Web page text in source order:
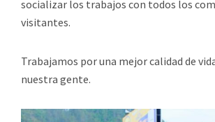
socializar los trabajos con todos los
visitantes.
Trabajamos por una mejor calidad de
nuestra gente.